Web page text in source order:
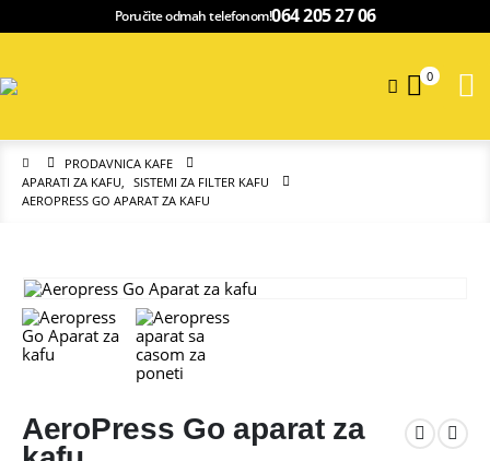
Poručite odmah telefonom!064 205 27 06
0
PRODAVNICA KAFE
APARATI ZA KAFU, SISTEMI ZA FILTER KAFU
AEROPRESS GO APARAT ZA KAFU
AeroPress Go aparat za